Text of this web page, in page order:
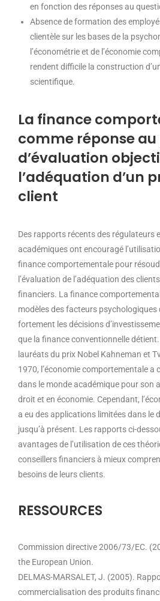
en fonction des réponses au
Absence de formation des
clientèle sur les bases de la
l’économétrie et de l’économie
rendent difficile la construction
scientifique.
La finance
comme réponse
d’évaluation
l’adéquation d’un
client
Des rapports récents des régulateurs
académiques ont encouragé
finance comportementale pour
l’évaluation de l’adéquation des
financiers. La finance
modèles des facteurs psychologiques
fortement les décisions
que la finance conventionnelle
lauréats du prix Nobel Kahneman et
1970, l’économie comportementale a
dans le monde académique pour son
droit et en économie. Cependant,
a eu des applications limitées dans le
jusqu’à présent. Les rapports ci-
avantages de l’utilisation de ces
conseillers financiers à mieux
besoins de leurs clients.
RESSOURCES
Commission directive 2006/73/EC.
the European Union.
DELMAS-MARSALET, J. (2005).
commercialisation des produits